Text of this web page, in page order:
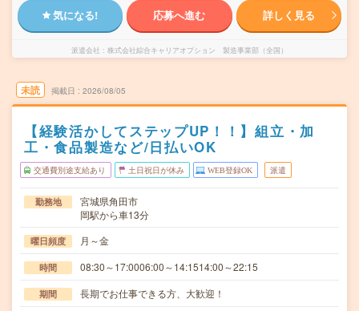
気になる! 応募へ進む 詳しく見る
派遣会社 株式会社綜合キャリアオプション 製造事業部（全国）
未読 掲載日 2026/08/05
【経験活かしてステップUP！！】組立・加
工・食品製造など/日払いOK
交通費別途支給あり 土日祝日が休み WEB登録OK 派遣
勤務地
宮城県角田市
岡駅から車13分
曜日頻度 月～金
時間 08:30～17:0006:00～14:1514:00～22:15
期間 長期でお仕事できる方、大歓迎！